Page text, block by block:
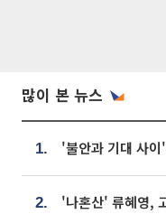
많이 본 뉴스
1.
2.